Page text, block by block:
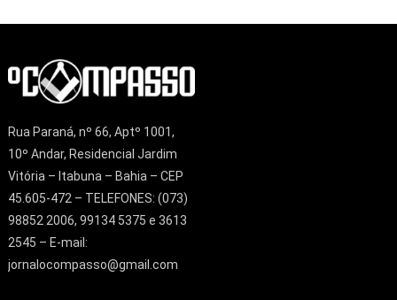
Rua Paraná, nº 66, Aptº 1001,
10º Andar, Residencial Jardim
Vitória – Itabuna – Bahia – CEP
45.605-472 – TELEFONES: (073)
98852 2006, 99134 5375 e 3613
2545 – E-mail:
jornalocompasso@gmail.com